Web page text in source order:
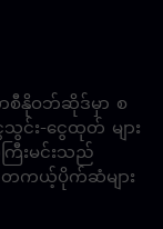
ာစီနိုဝဘ်ဆိုဒ်မှာ စ
င်း-ငွေထုတ် များ
းမင်းသည်
ကယ့်ပိုက်ဆံများ